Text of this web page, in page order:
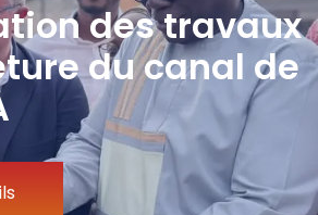
des travaux
du canal de